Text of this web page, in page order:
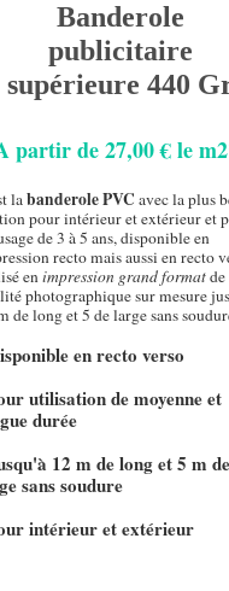
Banderole
publicitaire
supérieure 440
partir de 27,00 € le
labanderole PVC avec la plus
pour intérieur et extérieur et
de 3 à 5 ans, disponible en
recto mais aussi en recto
enimpression grand formatde
photographique sur mesure
de long et 5 de large sans
en recto verso
utilisation de moyenne et
durée
12 m de long et 5 m de
sans soudure
intérieur et extérieur